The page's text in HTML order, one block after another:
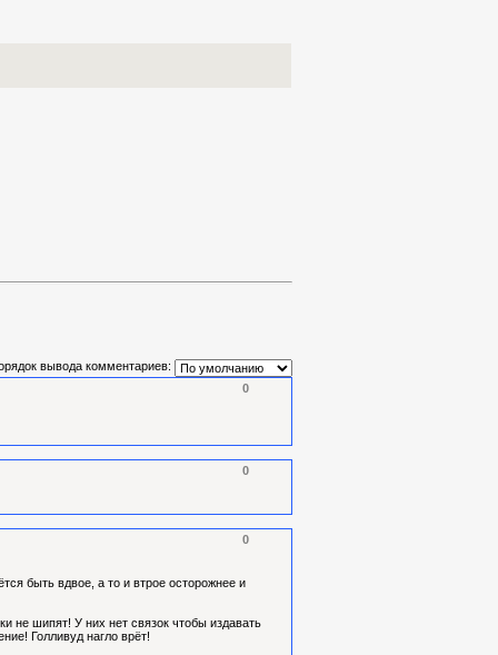
вывода комментариев:
0
0
0
быть вдвое, а то и втрое осторожнее и
не шипят! У них нет связок чтобы издавать
Голливуд нагло врёт!